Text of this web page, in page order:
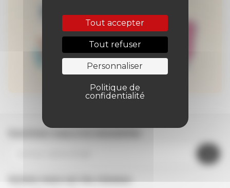
Tout accepter
Tout refuser
Personnaliser
Politique de
confidentialité
Suivez nous sur les réseaux